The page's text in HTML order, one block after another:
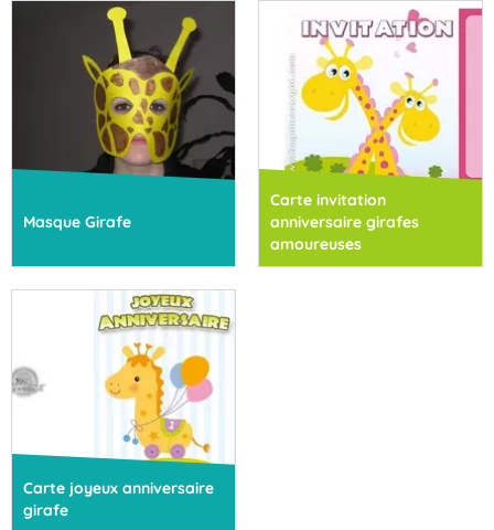
Masque Girafe
Carte invitation
anniversaire girafes
amoureuses
Carte joyeux anniversaire
girafe